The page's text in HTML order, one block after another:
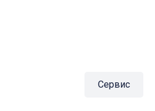
Сервис